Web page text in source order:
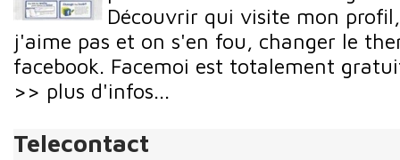
Découvrir qui visite mon
j'aime pas et on s'en fou, changer le
facebook. Facemoi est totalement
>> plus d'infos...
Telecontact